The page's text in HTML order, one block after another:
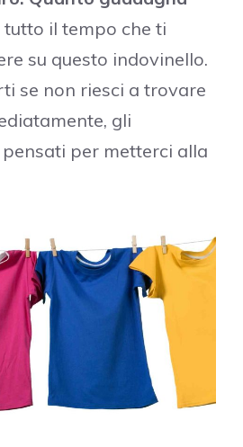
il tempo che ti
su questo indovinello.
se non riesci a trovare
gli
per metterci alla